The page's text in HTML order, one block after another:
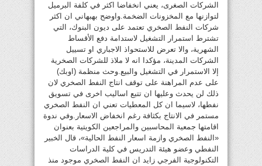
الشركات الصغرى، يعني انخفاضا اكثر في كلفة البرميل
لتوازنها مع المخزونات الضخمة.واوضح بهبهاني ان اكثر
شركات النفط الصخري تعتمد على ديون البنوك، التي
تشترط استمرار التشغيل لاستدامة دفع الأقساط
الشهرية، والا تعرض للاستحواذ الاجباري او تسييل
الشركات المدينة، مؤكدا انه لا ملاذ للشركات الصخرية
إلا الاستمرار في التشغيل والبيع.وحث منظمة (اوبك)
على عدم المراهنة على توقف انتاج النفط الصخري لان
ذلك لن يحدث وعليها ان تتبع اساليب اخرى في تسويق
نفطها، لاسيما ان كل المعطيات تعني ان النفط الصخري
مستمر في الانتاج بكثافة رغم انخفاض الاسعار.وفي ندوة
اقامتها جمعية المحاسبين والمراجعين الكويتية بعنوان
«النفط الصخري وازمة اسعار النفط الحالية»، قال الخبير
النفطي وعضو هيئة التدريس في كلية الدراسات
التكنولوجية الفرجي زايد ان النفط الصخري موجود منذ